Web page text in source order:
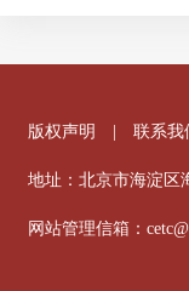
版权声明 | 联系我
地址：北京市海淀
网站管理信箱：